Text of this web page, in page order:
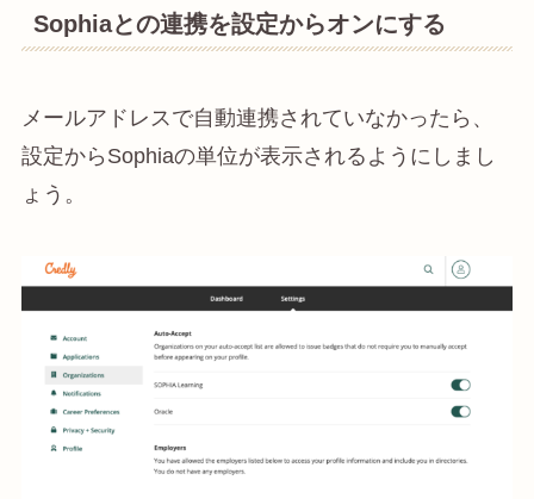
Sophiaとの連携を設定からオンにする
メールアドレスで自動連携されていなかったら、
設定からSophiaの単位が表示されるようにしまし
ょう。